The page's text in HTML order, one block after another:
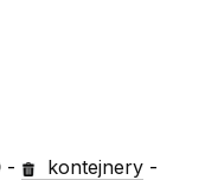
- kontejnery -